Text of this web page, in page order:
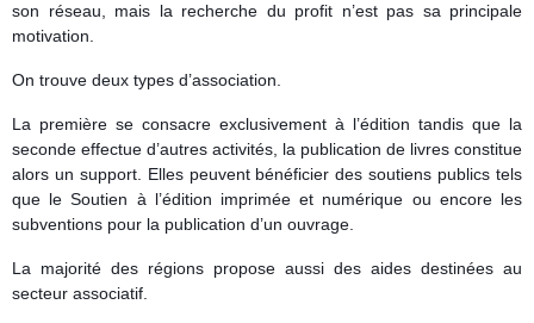
son réseau, mais la recherche du profit n’est pas sa principale
motivation.
On trouve deux types d’association.
La première se consacre exclusivement à l’édition tandis que la
seconde effectue d’autres activités, la publication de livres constitue
alors un support. Elles peuvent bénéficier des soutiens publics tels
que le Soutien à l’édition imprimée et numérique ou encore les
subventions pour la publication d’un ouvrage.
La majorité des régions propose aussi des aides destinées au
secteur associatif.